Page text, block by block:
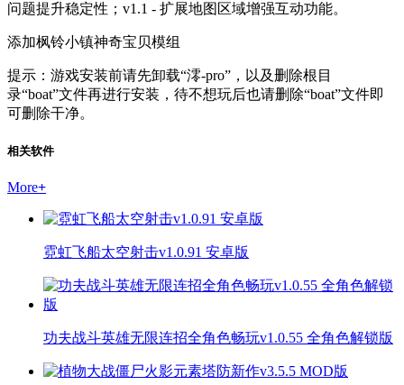
问题提升稳定性；v1.1 - 扩展地图区域增强互动功能。
添加枫铃小镇神奇宝贝模组
提示：游戏安装前请先卸载“澪-pro”，以及删除根目
录“boat”文件再进行安装，待不想玩后也请删除“boat”文件即
可删除干净。
相关软件
More+
霓虹飞船太空射击v1.0.91 安卓版
功夫战斗英雄无限连招全角色畅玩v1.0.55 全角色解锁版